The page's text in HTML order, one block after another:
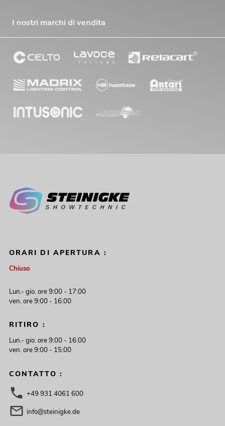
I nostri marchi di vendita
ORARI DI APERTURA :
Chiuso
Lun.- gio. ore 9:00 - 17:00
ven. ore 9:00 - 16:00
RITIRO :
Lun.- gio. ore 9:00 - 16:00
ven. ore 9:00 - 15:00
CONTATTO :
+49 931 4061 600
info@steinigke.de